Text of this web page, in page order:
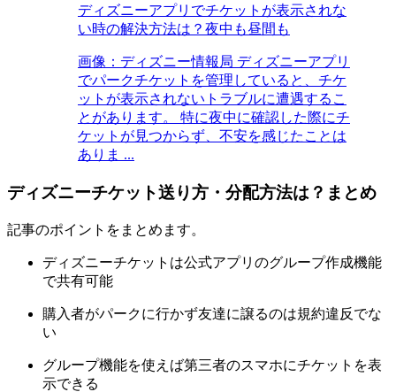
ディズニーアプリでチケットが表示されな
い時の解決方法は？夜中も昼間も
画像：ディズニー情報局 ディズニーアプリ
でパークチケットを管理していると、チケ
ットが表示されないトラブルに遭遇するこ
とがあります。 特に夜中に確認した際にチ
ケットが見つからず、不安を感じたことは
ありま ...
ディズニーチケット送り方・分配方法は？まとめ
記事のポイントをまとめます。
ディズニーチケットは公式アプリのグループ作成機能
で共有可能
購入者がパークに行かず友達に譲るのは規約違反でな
い
グループ機能を使えば第三者のスマホにチケットを表
示できる